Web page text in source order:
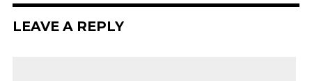
LEAVE A REPLY